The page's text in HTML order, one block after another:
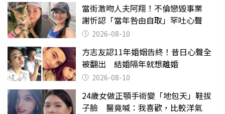
當街激吻人夫阿翔！不倫戀毀事業
謝忻認「當年咎由自取」罕吐心聲
2026-08-10
方志友認11年婚姻告終！昔日心聲全
被翻出 結婚隔年就想離婚
2026-08-10
24歲女做正顎手術變「地包天」鞋拔
子臉 醫竟喊：我喜歡，比較洋氣